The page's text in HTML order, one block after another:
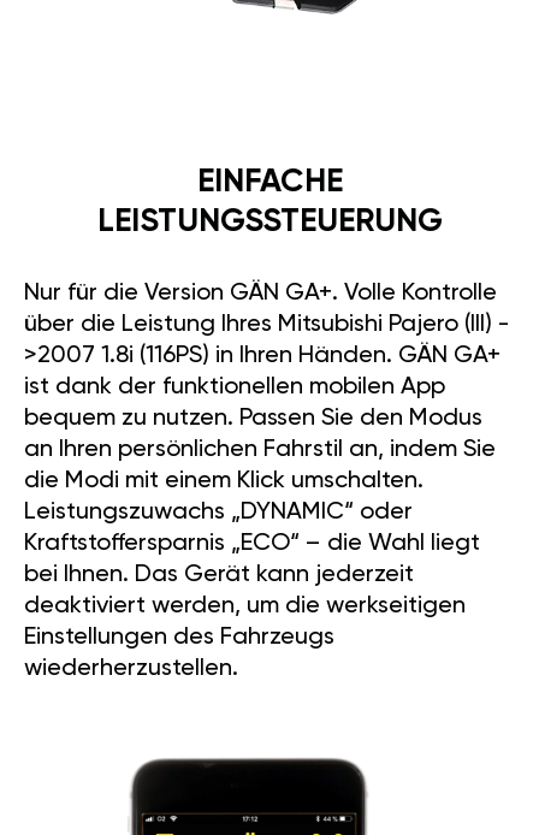
EINFACHE
LEISTUNGSSTEUERUNG
Nur für die Version GÄN GA+. Volle Kontrolle
über die Leistung Ihres Mitsubishi Pajero (III) -
>2007 1.8i (116PS) in Ihren Händen. GÄN GA+
ist dank der funktionellen mobilen App
bequem zu nutzen. Passen Sie den Modus
an Ihren persönlichen Fahrstil an, indem Sie
die Modi mit einem Klick umschalten.
Leistungszuwachs „DYNAMIC“ oder
Kraftstoffersparnis „ECO“ – die Wahl liegt
bei Ihnen. Das Gerät kann jederzeit
deaktiviert werden, um die werkseitigen
Einstellungen des Fahrzeugs
wiederherzustellen.